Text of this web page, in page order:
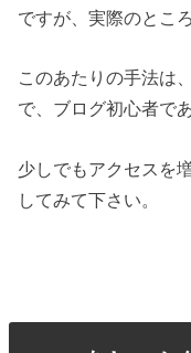
ですが、実際のとこ
このあたりの手法は
で、ブログ初心者で
少しでもアクセスを
してみて下さい。